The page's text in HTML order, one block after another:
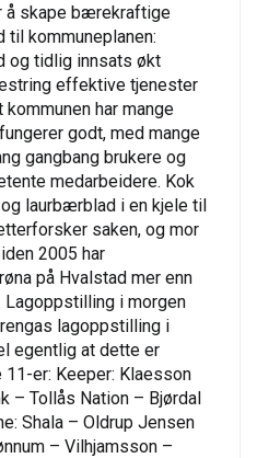
å skape bærekraftige
til kommuneplanen:
og tidlig innsats økt
effektive tjenester
har mange
godt, med mange
gangbang brukere og
medarbeidere. Kok
laurbærblad i en kjele til
saken, og mor
2005 har
på Hvalstad mer enn
i morgen
lagoppstilling i
egentlig at dette er
er: Keeper: Klaesson
– Tollås Nation – Bjørdal
Shala – Oldrup Jensen
– Vilhjamsson –